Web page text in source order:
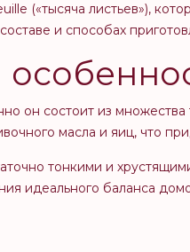
(«тысяча листьев»),
и способах
он состоит из
масла и яиц, что
тонкими и
идеального баланса